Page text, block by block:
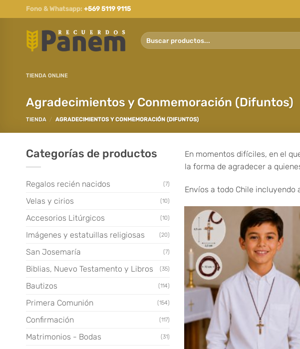
al
contenido
Fono & Whatsapp: +569 5119 9115
Buscar
por:
TIENDA ONLINE
Agradecimientos y Conmemoración (Difuntos)
TIENDA / AGRADECIMIENTOS Y CONMEMORACIÓN (DIFUNTOS)
Categorías de productos
Regalos recién nacidos (7)
Velas y cirios (10)
Accesorios Litúrgicos (10)
Imágenes y estatuillas religiosas (20)
San Josemaría (7)
Biblias, Nuevo Testamento y Libros (35)
Bautizos (114)
Primera Comunión (154)
Confirmación (117)
Matrimonios - Bodas (31)
En momentos difíciles, en el
la forma de agradecer a
Envíos a todo Chile incluyendo